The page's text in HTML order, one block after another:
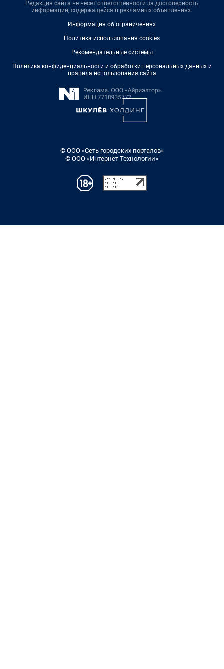
Редакция сайта не несет ответственности за достоверность
информации, содержащейся в рекламных объявлениях.
Информация об ограничениях
Политика использования cookies
Рекомендательные системы
Политика конфиденциальности и обработки персональных данных и
правила использования сайта
© ООО «Сеть городских порталов»
© ООО «Интернет Технологии»